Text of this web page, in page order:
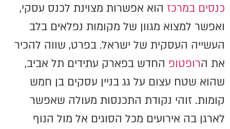
כנסים במרכז הוא אפשרות מצוינת לכנס עסקי,
ואפשר למצוא מגוון של מקומות נפלאים בלב
העשייה העסקית של ישראל. בפרט, שווה להכיר
את הרופטופ החדש בפארק עתידים תל אביב,
שהוא שטח עצום על גג בניין עסקים בן חמש
קומות. זוהי נקודת התכנסות מעולה שאפשר
לארגן בה אירועים מכל הסוגים אל מול הנוף